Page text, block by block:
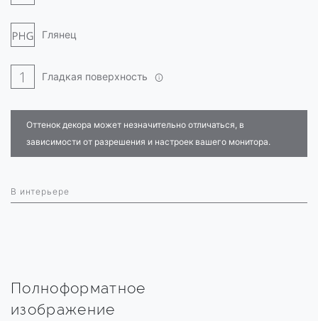
Глянец
Гладкая поверхность
Оттенок декора может незначительно отличаться, в
зависимости от разрешения и настроек вашего монитора.
В интерьере
Полноформатное
изображение